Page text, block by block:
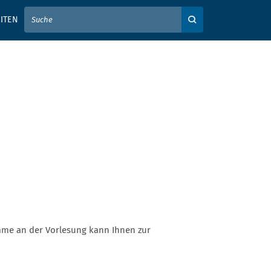
IHREN SUCHBEGRIFF EIN
an der Vorlesung kann Ihnen zur